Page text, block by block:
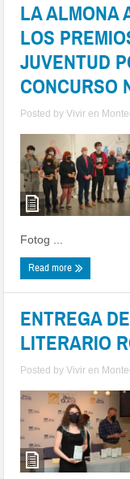
LA ALMONA
LOS
JUVENTUD
CONCURSO
Posted byVivir en
Fotog ...
Read more
ENTREGA
LITERARIO
Posted byVivir en